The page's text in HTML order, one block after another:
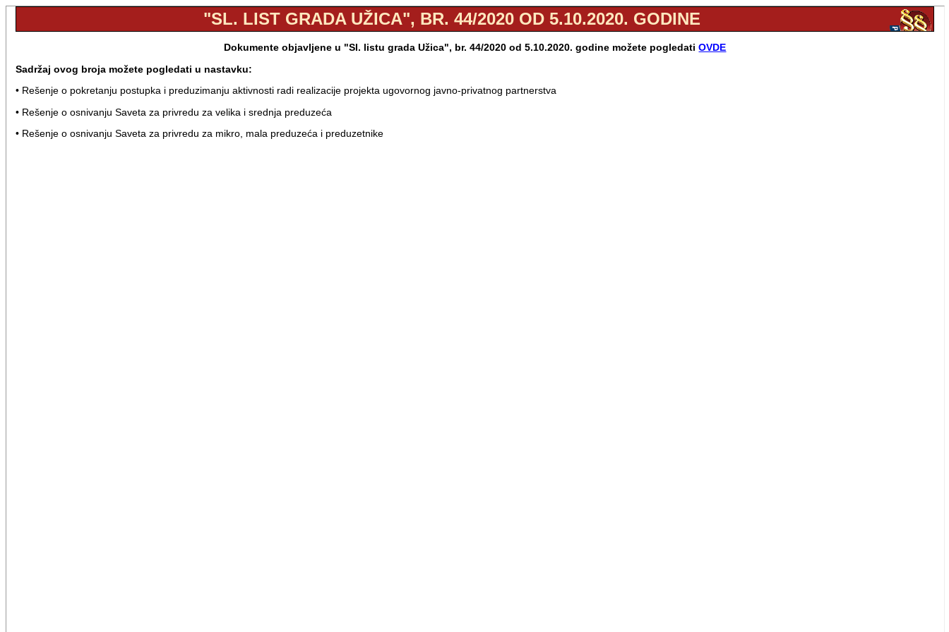
"SL. LIST GRADA UŽICA", BR. 44/2020 OD 5.10.2020. GODINE
Dokumente objavljene u "Sl. listu grada Užica", br. 44/2020 od 5.10.2020. godine možete pogledatiOVDE
Sadržaj ovog broja možete pogledati u nastavku:
• Rešenje o pokretanju postupka i preduzimanju aktivnosti radi realizacije projekta ugovornog javno-privatnog partnerstva
• Rešenje o osnivanju Saveta za privredu za velika i srednja preduzeća
• Rešenje o osnivanju Saveta za privredu za mikro, mala preduzeća i preduzetnike